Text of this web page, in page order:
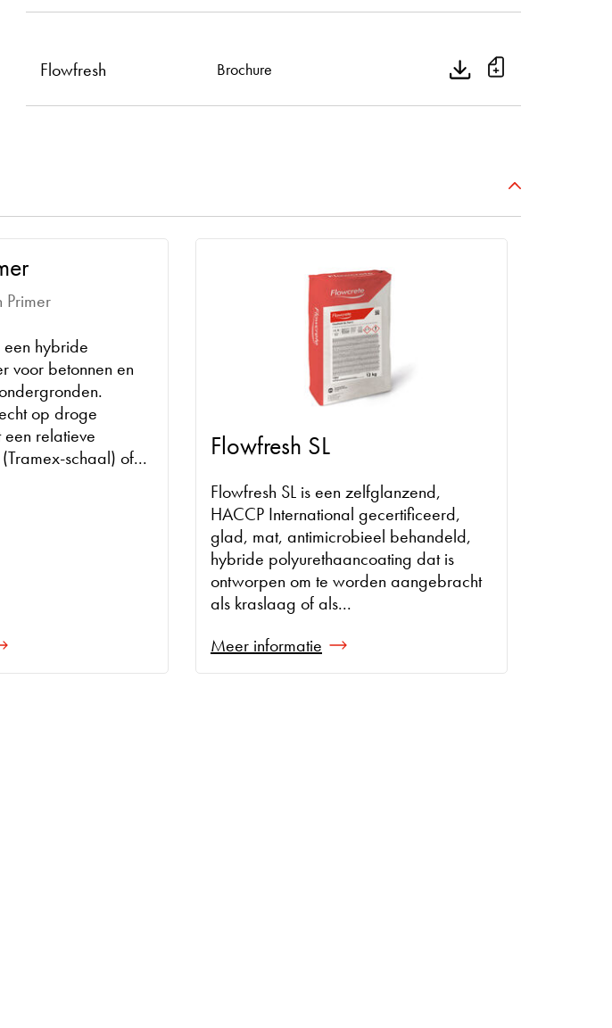
Flowfresh Brochure
Primer
een hybride
voor betonnen en
op droge
relatieve
schaal) of...
Flowfresh SL
Flowfresh SL is een zelfglanzend,
HACCP International gecertificeerd,
glad, mat, antimicrobieel behandeld,
hybride polyurethaancoating dat is
ontworpen om te worden aangebracht
als kraslaag of als...
Meer informatie